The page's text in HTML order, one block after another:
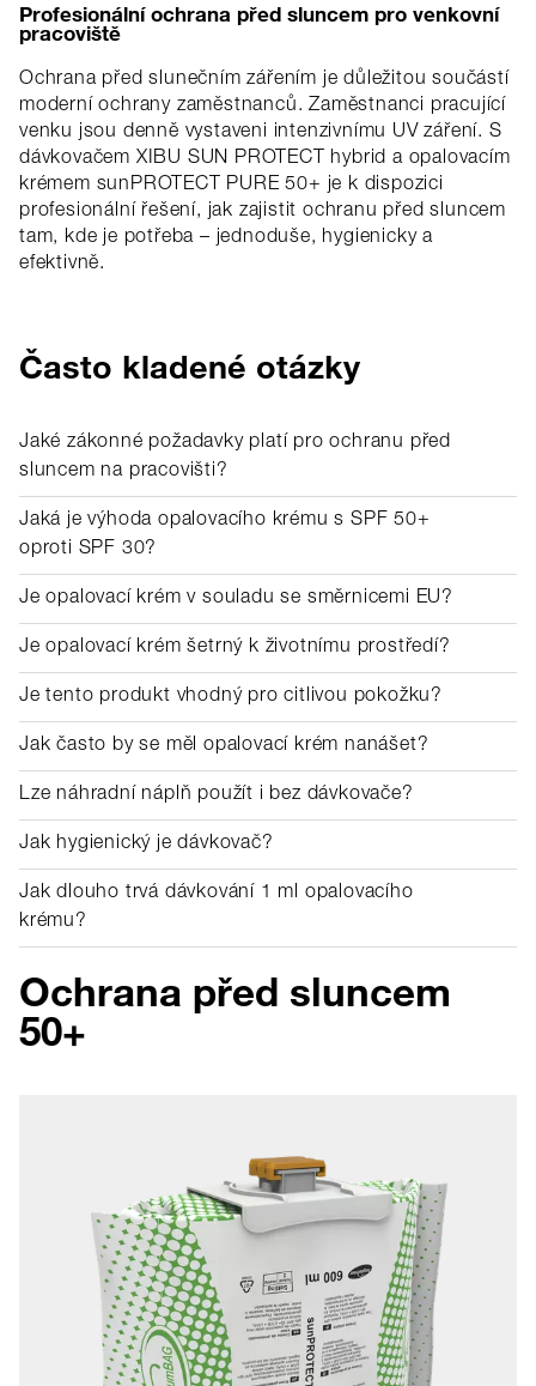
Profesionální ochrana před sluncem pro venkovní
pracoviště
Ochrana před slunečním zářením je důležitou součástí
moderní ochrany zaměstnanců. Zaměstnanci pracující
venku jsou denně vystaveni intenzivnímu UV záření. S
dávkovačem XIBU SUN PROTECT hybrid a opalovacím
krémem sunPROTECT PURE 50+ je k dispozici
profesionální řešení, jak zajistit ochranu před sluncem
tam, kde je potřeba – jednoduše, hygienicky a
efektivně.
Často kladené otázky
Jaké zákonné požadavky platí pro ochranu před
sluncem na pracovišti?
Jaká je výhoda opalovacího krému s SPF 50+
oproti SPF 30?
Je opalovací krém v souladu se směrnicemi EU?
Je opalovací krém šetrný k životnímu prostředí?
Je tento produkt vhodný pro citlivou pokožku?
Jak často by se měl opalovací krém nanášet?
Lze náhradní náplň použít i bez dávkovače?
Jak hygienický je dávkovač?
Jak dlouho trvá dávkování 1 ml opalovacího
krému?
Ochrana před sluncem
50+